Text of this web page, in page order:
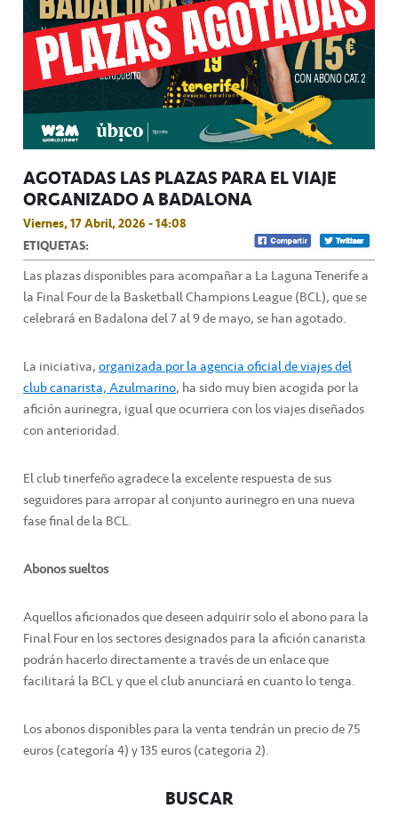
AGOTADAS LAS PLAZAS PARA EL VIAJE
ORGANIZADO A BADALONA
Viernes, 17 Abril, 2026 - 14:08
ETIQUETAS:
Las plazas disponibles para acompañar a La Laguna Tenerife a
la Final Four de la Basketball Champions League (BCL), que se
celebrará en Badalona del 7 al 9 de mayo, se han agotado.
La iniciativa,organizada por la agencia oficial de viajes del
club canarista, Azulmarino, ha sido muy bien acogida por la
afición aurinegra, igual que ocurriera con los viajes diseñados
con anterioridad.
El club tinerfeño agradece la excelente respuesta de sus
seguidores para arropar al conjunto aurinegro en una nueva
fase final de la BCL.
Abonos sueltos
Aquellos aficionados que deseen adquirir solo el abono para la
Final Four en los sectores designados para la afición canarista
podrán hacerlo directamente a través de un enlace que
facilitará la BCL y que el club anunciará en cuanto lo tenga.
Los abonos disponibles para la venta tendrán un precio de 75
euros (categoría 4) y 135 euros (categoria 2).
BUSCAR